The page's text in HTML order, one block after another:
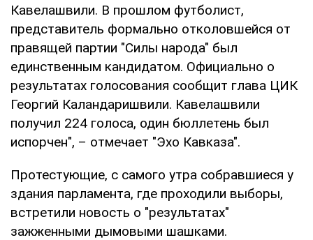
Кавелашвили. В прошлом футболист,
представитель формально отколовшейся от
правящей партии "Силы народа" был
единственным кандидатом. Официально о
результатах голосования сообщит глава ЦИК
Георгий Каландаришвили. Кавелашвили
получил 224 голоса, один бюллетень был
испорчен", – отмечает "Эхо Кавказа".
Протестующие, с самого утра собравшиеся у
здания парламента, где проходили выборы,
встретили новость о "результатах"
зажженными дымовыми шашками.